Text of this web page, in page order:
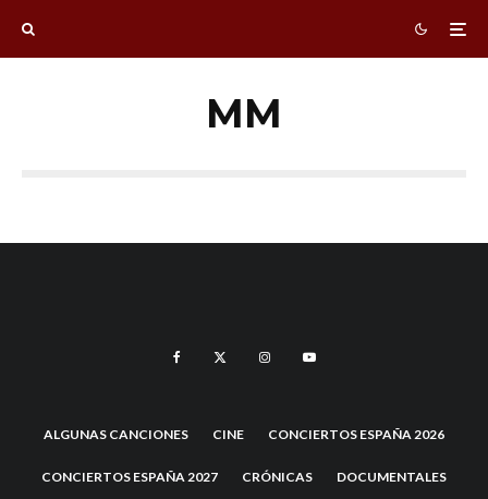
MM
ALGUNAS CANCIONES CINE CONCIERTOS ESPAÑA 2026
CONCIERTOS ESPAÑA 2027 CRÓNICAS DOCUMENTALES